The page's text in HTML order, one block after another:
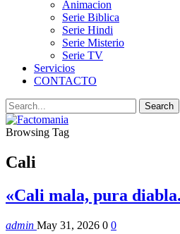
Animacion
Serie Biblica
Serie Hindi
Serie Misterio
Serie TV
Servicios
CONTACTO
Browsing Tag
Cali
«Cali mala, pura
admin May 31, 2026 0 0